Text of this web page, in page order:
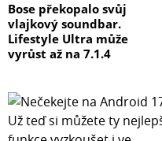
Bose překopalo svůj
vlajkový soundbar.
Lifestyle Ultra může
vyrůst až na 7.1.4